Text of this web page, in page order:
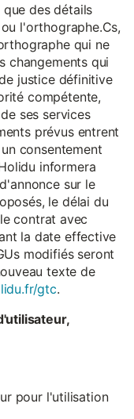
des détails
l'orthographe.Cs,
qui ne
changements qui
justice définitive
compétente,
ses services
prévus entrent
consentement
informera
sur le
le délai du
contrat avec
la date effective
modifiés seront
texte de
gtc.
pour l'utilisation